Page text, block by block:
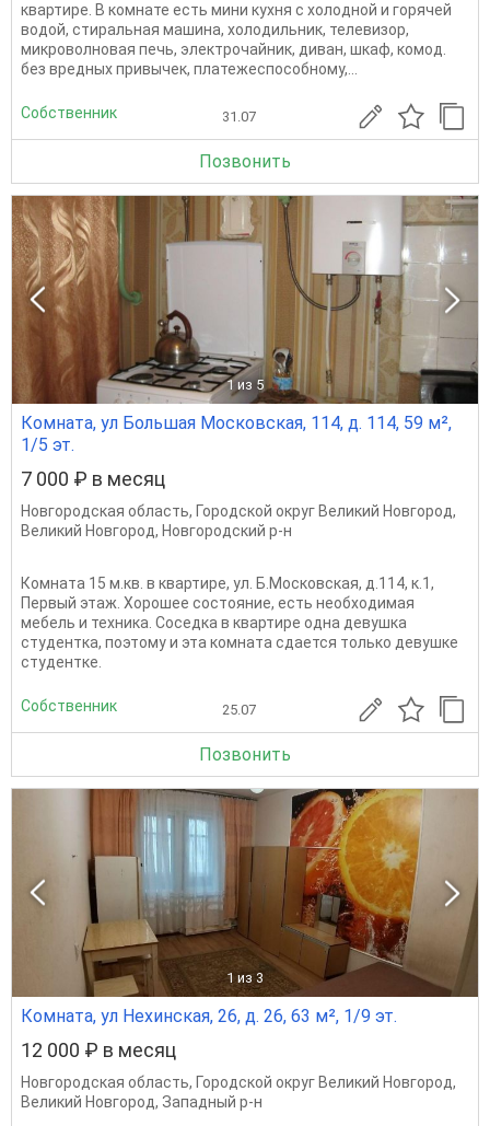
квартире. В комнате есть мини кухня с холодной и горячей
водой, стиральная машина, холодильник, телевизор,
микроволновая печь, электрочайник, диван, шкаф, комод.
без вредных привычек, платежеспособному,...
Собственник 31.07
Позвонить
1 из 5
Комната, ул Большая Московская, 114, д. 114, 59 м²,
1/5 эт.
7 000 ₽ в месяц
Новгородская область, Городской округ Великий Новгород,
Великий Новгород, Новгородский р-н
Комната 15 м.кв. в квартире, ул. Б.Московская, д.114, к.1,
Первый этаж. Хорошее состояние, есть необходимая
мебель и техника. Соседка в квартире одна девушка
студентка, поэтому и эта комната сдается только девушке
студентке.
Собственник 25.07
Позвонить
1 из 3
Комната, ул Нехинская, 26, д. 26, 63 м², 1/9 эт.
12 000 ₽ в месяц
Новгородская область, Городской округ Великий Новгород,
Великий Новгород, Западный р-н